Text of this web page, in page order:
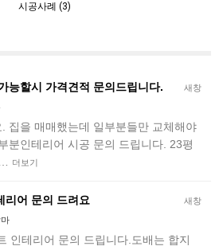
시공사례 (3)
새창
능할시 가격견적 문의드립니다.
집을 매매했는데 일부분들만 교체해야
분인테리어 시공 문의 드립니다. 23평
더보기
새창
리어 문의 드려요
인테리어 문의 드립니다.도배는 합지